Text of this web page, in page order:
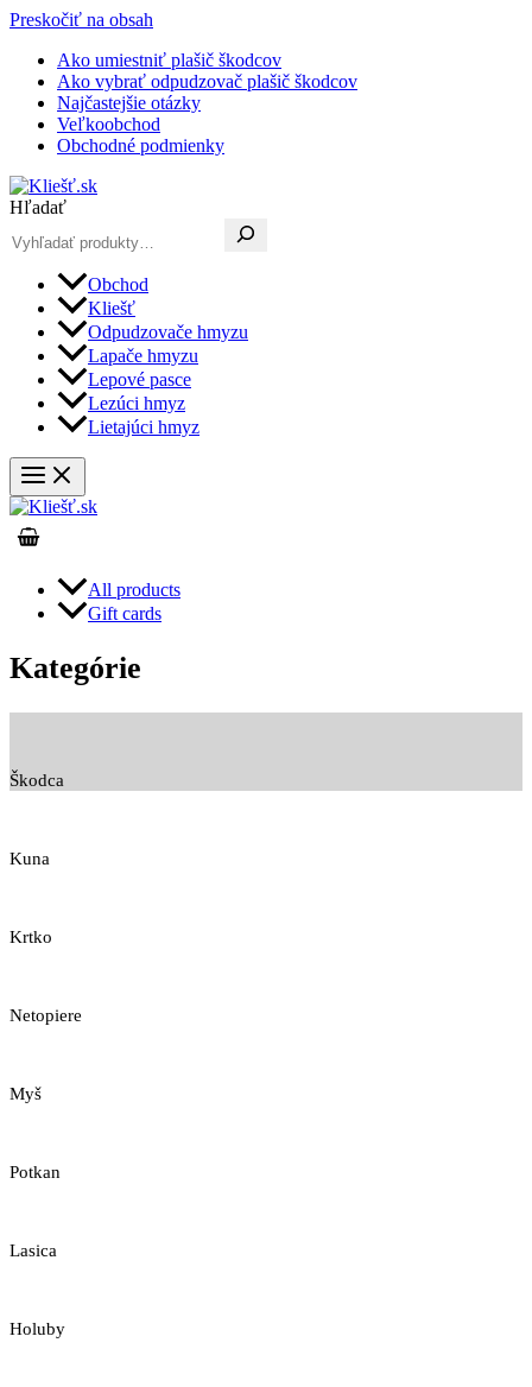
Preskočiť na obsah
Ako umiestniť plašič škodcov
Ako vybrať odpudzovač plašič škodcov
Najčastejšie otázky
Veľkoobchod
Obchodné podmienky
Hľadať
Obchod
Kliešť
Odpudzovače hmyzu
Lapače hmyzu
Lepové pasce
Lezúci hmyz
Lietajúci hmyz
All products
Gift cards
Kategórie
Škodca
Kuna
Krtko
Netopiere
Myš
Potkan
Lasica
Holuby